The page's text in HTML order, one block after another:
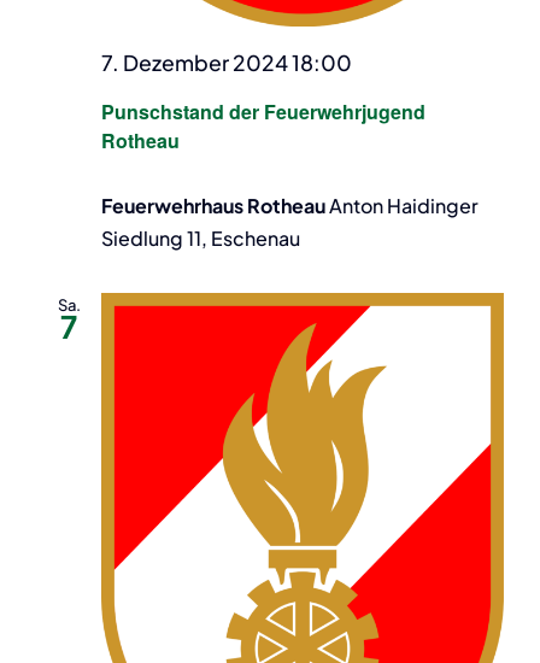
Punschstand der Feuerwehrjugend
Rotheau
7. Dezember 2024 18:00
Feuerwehrhaus RotheauAnton Haidinger
Siedlung 11, Eschenau
Sa.
7